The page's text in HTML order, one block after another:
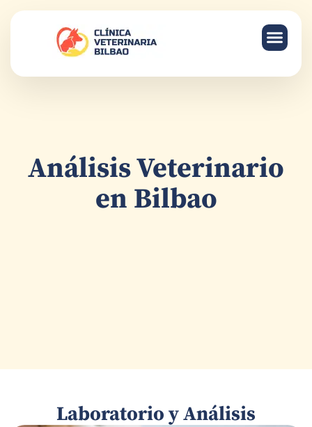
Análisis Veterinario
en Bilbao
Laboratorio y Análisis